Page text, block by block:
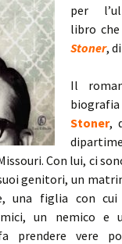
per
libro
Stoner, di
Il
Stoner,
Con lui, ci
genitori, un
una figlia con
un nemico e
prendere vere